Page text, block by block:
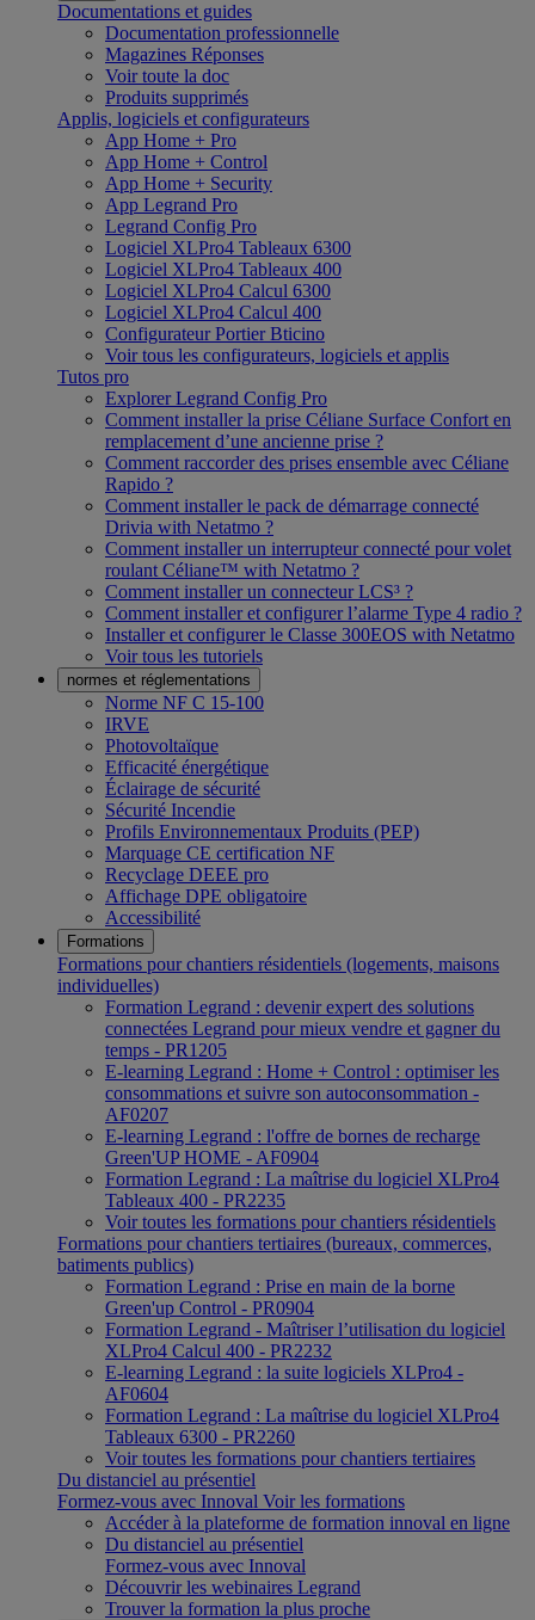
Documentations et guides
Documentation professionnelle
Magazines Réponses
Voir toute la doc
Produits supprimés
Applis, logiciels et configurateurs
App Home + Pro
App Home + Control
App Home + Security
App Legrand Pro
Legrand Config Pro
Logiciel XLPro4 Tableaux 6300
Logiciel XLPro4 Tableaux 400
Logiciel XLPro4 Calcul 6300
Logiciel XLPro4 Calcul 400
Configurateur Portier Bticino
Voir tous les configurateurs, logiciels et applis
Tutos pro
Explorer Legrand Config Pro
Comment installer la prise Céliane Surface Confort en
remplacement d’une ancienne prise ?
Comment raccorder des prises ensemble avec Céliane
Rapido ?
Comment installer le pack de démarrage connecté
Drivia with Netatmo ?
Comment installer un interrupteur connecté pour volet
roulant Céliane™ with Netatmo ?
Comment installer un connecteur LCS³ ?
Comment installer et configurer l’alarme Type 4 radio ?
Installer et configurer le Classe 300EOS with Netatmo
Voir tous les tutoriels
normes et réglementations
Norme NF C 15-100
IRVE
Photovoltaïque
Efficacité énergétique
Éclairage de sécurité
Sécurité Incendie
Profils Environnementaux Produits (PEP)
Marquage CE certification NF
Recyclage DEEE pro
Affichage DPE obligatoire
Accessibilité
Formations
Formations pour chantiers résidentiels (logements, maisons
individuelles)
Formation Legrand : devenir expert des solutions
connectées Legrand pour mieux vendre et gagner du
temps - PR1205
E-learning Legrand : Home + Control : optimiser les
consommations et suivre son autoconsommation -
AF0207
E-learning Legrand : l'offre de bornes de recharge
Green'UP HOME - AF0904
Formation Legrand : La maîtrise du logiciel XLPro4
Tableaux 400 - PR2235
Voir toutes les formations pour chantiers résidentiels
Formations pour chantiers tertiaires (bureaux, commerces,
batiments publics)
Formation Legrand : Prise en main de la borne
Green'up Control - PR0904
Formation Legrand - Maîtriser l’utilisation du logiciel
XLPro4 Calcul 400 - PR2232
E-learning Legrand : la suite logiciels XLPro4 -
AF0604
Formation Legrand : La maîtrise du logiciel XLPro4
Tableaux 6300 - PR2260
Voir toutes les formations pour chantiers tertiaires
Du distanciel au présentiel
Formez-vous avec Innoval Voir les formations
Accéder à la plateforme de formation innoval en ligne
Du distanciel au présentiel
Formez-vous avec Innoval
Découvrir les webinaires Legrand
Trouver la formation la plus proche